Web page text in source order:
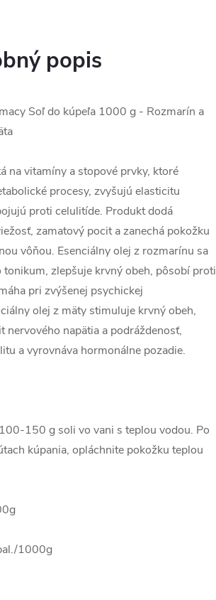
popis
Soľ do kúpeľa 1000 g - Rozmarín a
na vitamíny a stopové prvky, ktoré
procesy, zvyšujú elasticitu
proti celulitíde. Produkt dodá
zamatový pocit a zanechá pokožku
vôňou. Esenciálny olej z rozmarínu sa
tonikum, zlepšuje krvný obeh, pôsobí proti
pri zvýšenej psychickej
olej z mäty stimuluje krvný obeh,
nervového napätia a podráždenosť,
a vyrovnáva hormonálne pozadie.
150 g soli vo vani s teplou vodou. Po
kúpania, opláchnite pokožku teplou
1000g